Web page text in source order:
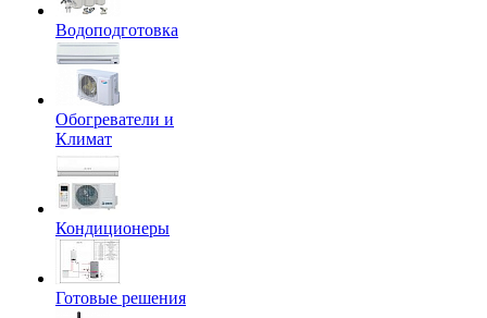
Водоподготовка
Обогреватели и
Климат
Кондиционеры
Готовые решения